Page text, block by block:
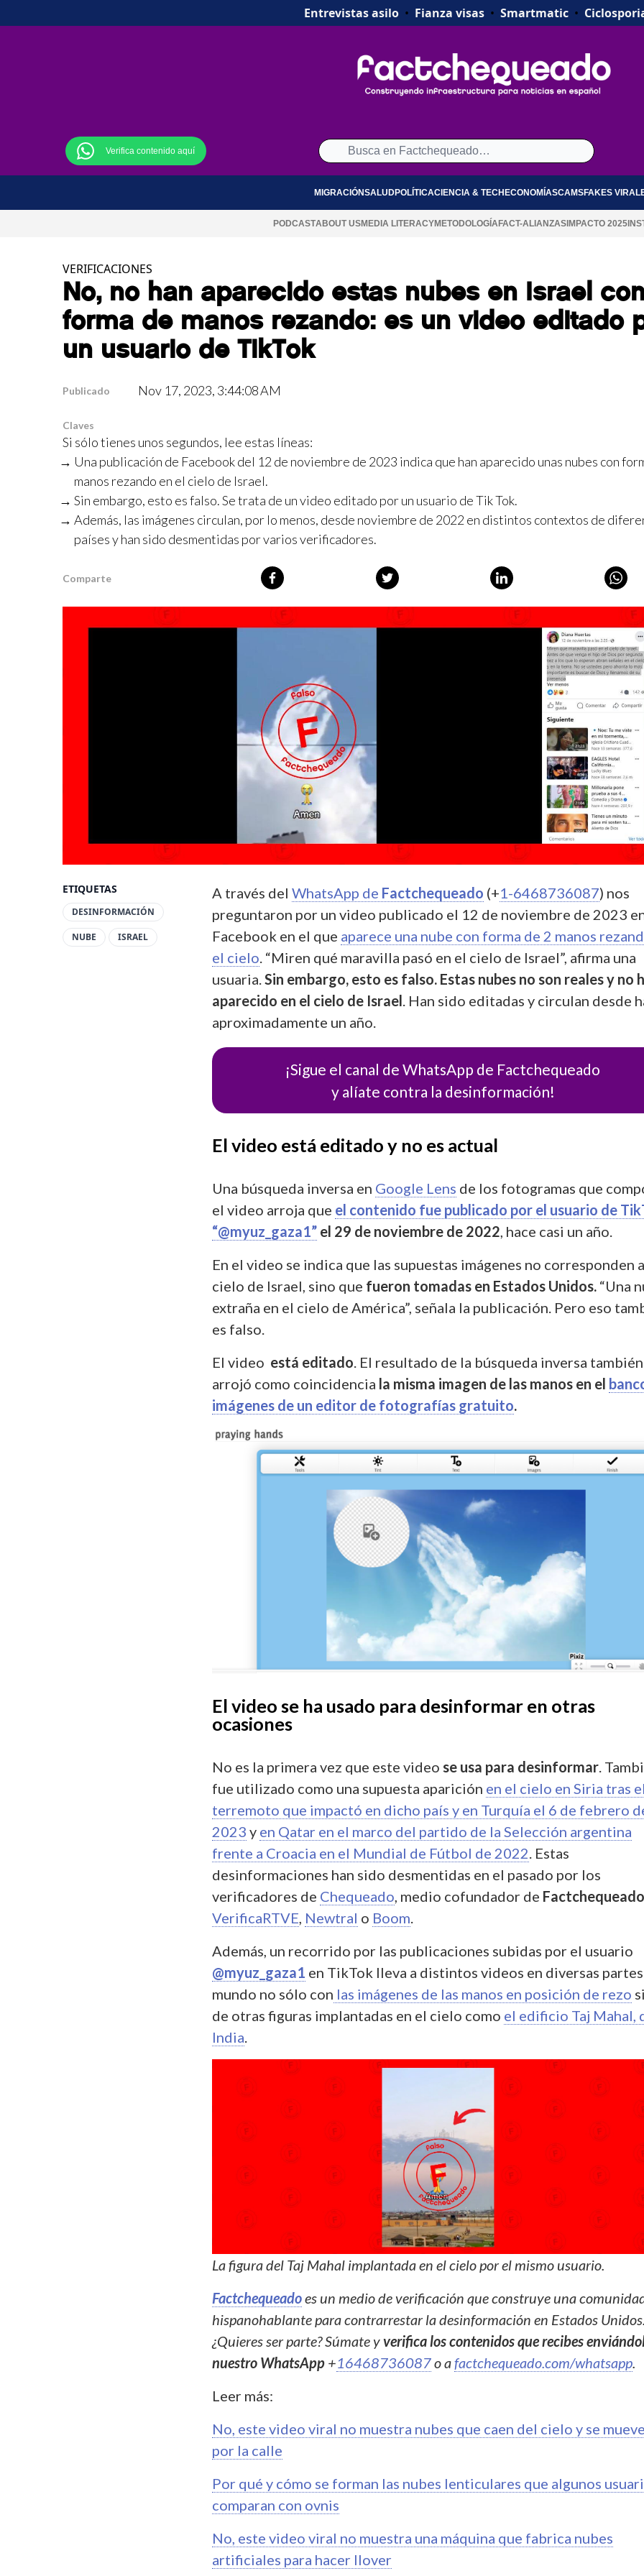
Entrevistas asilo• Fianza visas• Smartmatic•
Verifica contenido aquí
MIGRACIÓNSALUDPOLÍTICACIENCIA & TECH ECONOMÍASCAMSFAKES
PODCASTABOUT USMEDIA LITERACYMETODOLOGÍA FACT-ALIANZASIMPACTO 2025
VERIFICACIONES
No, no han aparecido estas nubes en Israel
forma de manos rezando: es un video editado
un usuario de TikTok
Publicado Nov 17, 2023, 3:44:08 AM
Claves
Si sólo tienes unos segundos, lee estas líneas:
Una publicación de Facebook del 12 de noviembre de 2023 indica que han aparecido unas nubes con
manos rezando en el cielo de Israel.
Sin embargo, esto es falso. Se trata de un video editado por un usuario de Tik Tok.
Además, las imágenes circulan, por lo menos, desde noviembre de 2022 en distintos contextos de
países y han sido desmentidas por varios verificadores.
Comparte
ETIQUETAS
DESINFORMACIÓN
NUBE ISRAEL
A través del WhatsApp de Factchequeado (+1-6468736087) nos
preguntaron por un video publicado el 12 de noviembre de 2023
Facebook en el que aparece una nube con forma de 2 manos
el cielo . “Miren qué maravilla pasó en el cielo de Israel”, afirma una
usuaria. Sin embargo, esto es falso. Estas nubes no son reales y no
aparecido en el cielo de Israel . Han sido editadas y circulan desde
aproximadamente un año.
¡Sigue el canal de WhatsApp de Factchequeado
y alíate contra la desinformación!
El video está editado y no es actual
Una búsqueda inversa en Google Lens de los fotogramas que
el video arroja que el contenido fue publicado por el usuario de
“@myuz_gaza1” el 29 de noviembre de 2022 , hace casi un año.
En el video se indica que las supuestas imágenes no corresponden
cielo de Israel, sino que fueron tomadas en Estados Unidos. “Una
extraña en el cielo de América”, señala la publicación. Pero eso
es falso.
El video está editado . El resultado de la búsqueda inversa también
arrojó como coincidencia la misma imagen de las manos en el
imágenes de un editor de fotografías gratuito.
El video se ha usado para desinformar en otras
ocasiones
No es la primera vez que este video se usa para desinformar.
fue utilizado como una supuesta aparición en el cielo en Siria tras el
terremoto que impactó en dicho país y en Turquía el 6 de febrero
2023 y en Qatar en el marco del partido de la Selección argentina
frente a Croacia en el Mundial de Fútbol de 2022. Estas
desinformaciones han sido desmentidas en el pasado por los
verificadores de Chequeado, medio cofundador de Factchequeado
VerificaRTVE, Newtral o Boom.
Además, un recorrido por las publicaciones subidas por el usuario
@myuz_gaza1 en TikTok lleva a distintos videos en diversas
mundo no sólo con las imágenes de las manos en posición de rezo
de otras figuras implantadas en el cielo como el edificio Taj Mahal,
India.
La figura del Taj Mahal implantada en el cielo por el mismo usuario.
Factchequeadoes un medio de verificación que construye una
hispanohablante para contrarrestar la desinformación en Estados Unidos.
¿Quieres ser parte? Súmate yverifica los contenidos que recibes
nuestro WhatsApp +16468736087o afactchequeado.com/whatsapp.
Leer más:
No, este video viral no muestra nubes que caen del cielo y se
por la calle
Por qué y cómo se forman las nubes lenticulares que algunos
comparan con ovnis
No, este video viral no muestra una máquina que fabrica nubes
artificiales para hacer llover